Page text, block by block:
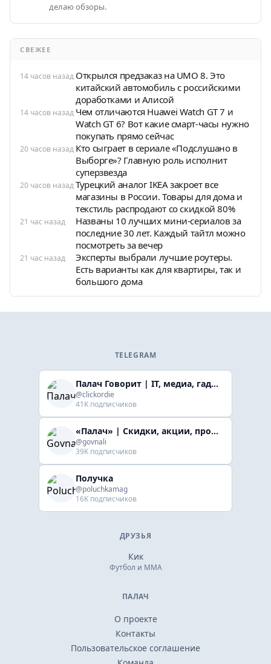
делаю обзоры.
СВЕЖЕЕ
14 часов назад Открылся предзаказ на UMO 8. Это
китайский автомобиль с российскими
доработками и Алисой
14 часов назад Чем отличаются Huawei Watch GT 7 и
Watch GT 6? Вот какие смарт-часы нужно
покупать прямо сейчас
20 часов назад Кто сыграет в сериале «Подслушано в
Выборге»? Главную роль исполнит
суперзвезда
20 часов назадТурецкий аналог IKEA закроет все
магазины в России. Товары для дома и
текстиль распродают со скидкой 80%
21 час назад
Названы 10 лучших мини-сериалов за
последние 30 лет. Каждый тайтл можно
посмотреть за вечер
21 час назад
Эксперты выбрали лучшие роутеры.
Есть варианты как для квартиры, так и
большого дома
TELEGRAM
Палач Говорит | IT, медиа, гaджеты, скидки
@clickordie
41K подписчиков
«Палач» | Скидки, акции, промокоды
@govnali
39K подписчиков
Получка
@poluchkamag
16K подписчиков
ДРУЗЬЯ
Кик
Футбол и ММА
ПАЛАЧ
О проекте
Контакты
Пользовательское соглашение